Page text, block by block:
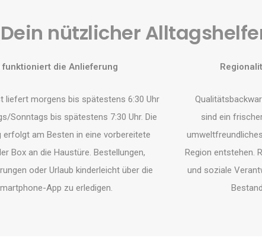
nützlicher
funktioniert die Anlieferung
liefert morgens bis spätestens 6:30 Uhr
Sonntags bis spätestens 7:30 Uhr. Die
erfolgt am Besten in eine vorbereitete
Box an die Haustüre. Bestellungen,
oder Urlaub kinderleicht über die
App zu erledigen.
sind ein
Region entstehen.
und soziale